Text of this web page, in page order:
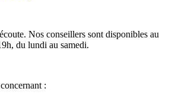
Nos conseillers sont disponibles au
du lundi au samedi.
: